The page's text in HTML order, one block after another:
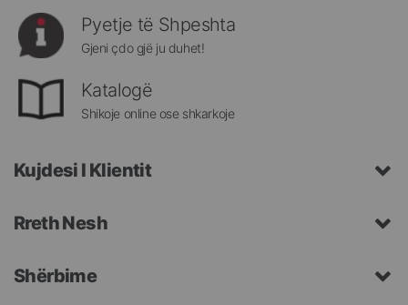
Pyetje të Shpeshta
Gjeni çdo gjë ju duhet!
Katalogë
Shikoje online ose shkarkoje
Kujdesi I Klientit
Rreth Nesh
Shërbime